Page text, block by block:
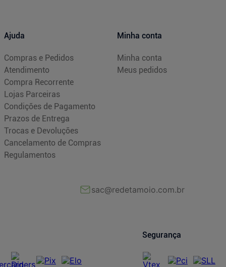
Ajuda
Compras e Pedidos
Atendimento
Compra Recorrente
Lojas Parceiras
Condições de Pagamento
Prazos de Entrega
Trocas e Devoluções
Cancelamento de Compras
Regulamentos
Minha conta
Minha conta
Meus pedidos
sac@redetamoio.com.br
Segurança